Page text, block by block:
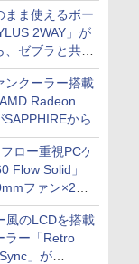
まま使えるボー
2WAY」が
ゼブラと共同
ンクーラー搭載
Radeon
から
ロー重視PCケ
Flow Solid」
ファン×2搭
風のLCDを搭載
ラー「Retro
」が